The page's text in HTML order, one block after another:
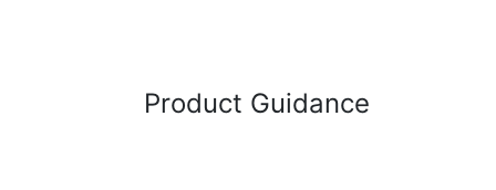
Product Guidance